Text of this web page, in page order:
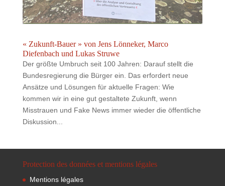
« Zukunft-Bauer » von Jens Lönneker, Marco
Diefenbach und Lukas Struwe
Der größte Umbruch seit 100 Jahren: Darauf stellt die
Bundesregierung die Bürger ein. Das erfordert neue
Ansätze und Lösungen für aktuelle Fragen: Wie
kommen wir in eine gut gestaltete Zukunft, wenn
Misstrauen und Fake News immer wieder die öffentliche
Diskussion...
Protection des données et mentions légales
Mentions légales